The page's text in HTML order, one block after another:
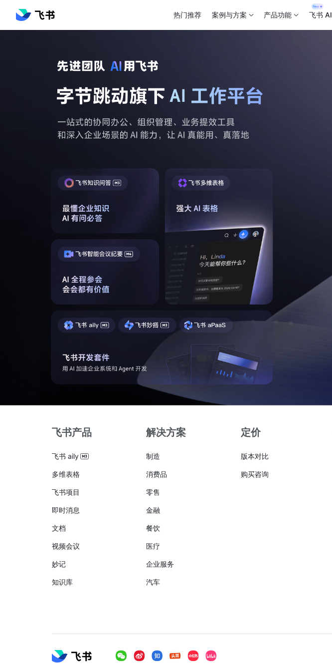
热门推荐 案例与方案 产品功能 飞书 AI
飞书产品
飞书 aily
多维表格
飞书项目
即时消息
文档
视频会议
妙记
知识库
解决方案
制造
消费品
零售
金融
餐饮
医疗
企业服务
汽车
定价
版本对比
购买咨询